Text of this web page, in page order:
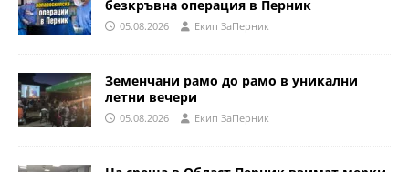
безкръвна операция в Перник
05.08.2026 Eкип ЗаПерник
Земенчани рамо до рамо в уникални
летни вечери
05.08.2026 Eкип ЗаПерник